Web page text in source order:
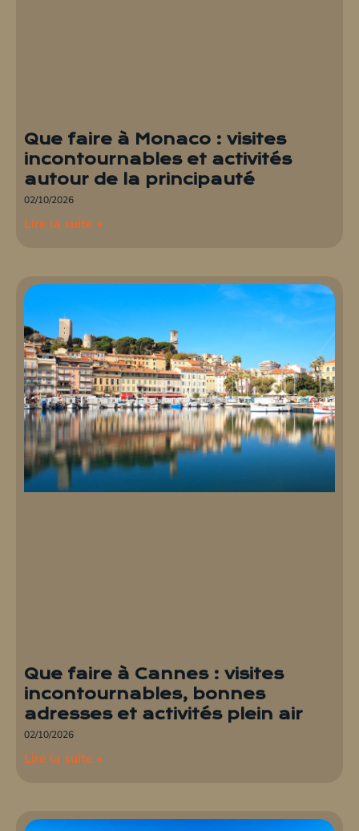
Que faire à Monaco : visites
incontournables et activités
autour de la principauté
02/10/2026
Lire la suite »
Que faire à Cannes : visites
incontournables, bonnes
adresses et activités plein air
02/10/2026
Lire la suite »